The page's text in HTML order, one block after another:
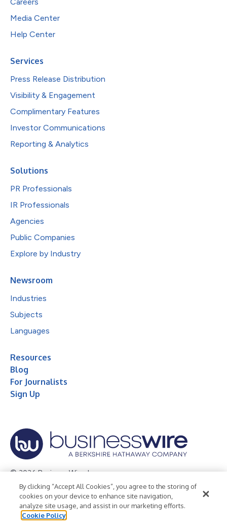
Media Center
Help Center
Services
Press Release Distribution
Visibility & Engagement
Complimentary Features
Investor Communications
Reporting & Analytics
Solutions
PR Professionals
IR Professionals
Agencies
Public Companies
Explore by Industry
Newsroom
Industries
Subjects
Languages
Resources
Blog
For Journalists
Sign Up
© 2026 Business Wire, Inc.
Privacy Policy Cookie Policy
Accessibility Statement
Terms of Use
Legal
By clicking “Accept All Cookies”, you agree to the storing of
cookies on your device to enhance site navigation,
analyze site usage, and assist in our marketing efforts.
Cookie Policy